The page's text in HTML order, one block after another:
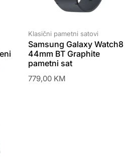
Klasični pametni satovi
Samsung Galaxy Watch8
44mm BT Graphite
pametni sat
779,00 KM